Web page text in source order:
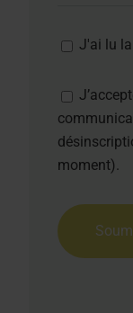
J'ai lu la
moment).